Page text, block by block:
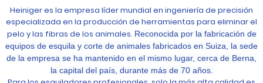
Heiniger es la empresa líder mundial en ingeniería de precisión
especializada en la producción de herramientas para eliminar el
pelo y las fibras de los animales. Reconocida por la fabricación de
equipos de esquila y corte de animales fabricados en Suiza, la sede
de la empresa se ha mantenido en el mismo lugar, cerca de Berna,
la capital del país, durante más de 70 años.